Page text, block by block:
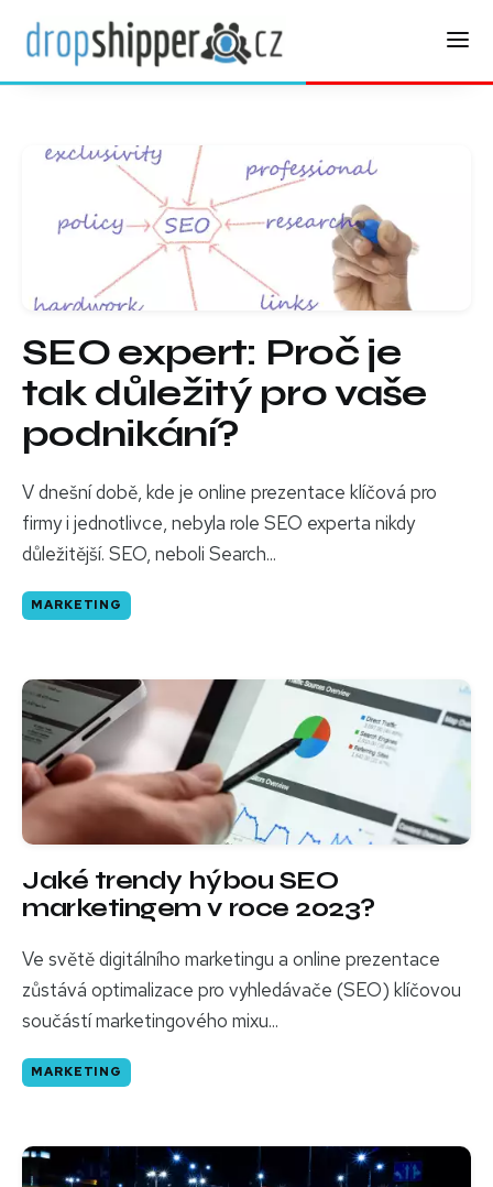
SEO expert: Proč je
tak důležitý pro vaše
podnikání?
V dnešní době, kde je online prezentace klíčová pro
firmy i jednotlivce, nebyla role SEO experta nikdy
důležitější. SEO, neboli Search...
MARKETING
Jaké trendy hýbou SEO
marketingem v roce 2023?
Ve světě digitálního marketingu a online prezentace
zůstává optimalizace pro vyhledávače (SEO) klíčovou
součástí marketingového mixu...
MARKETING